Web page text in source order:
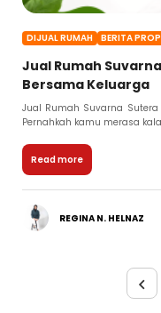
DIJUAL RUMAH BERITA
Jual Rumah
Bersama Keluarga
Jual Rumah Suvarna
Pernahkah kamu merasa
Read more
REGINA N. HELNAZ